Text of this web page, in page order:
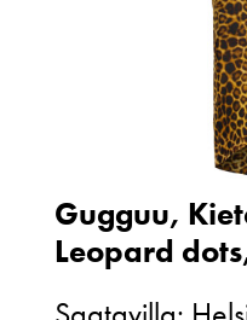
Gugguu,
Leopard